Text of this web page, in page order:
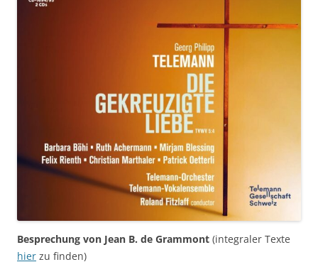
Besprechung von Jean B. de Grammont (integraler Texte
hier zu finden)